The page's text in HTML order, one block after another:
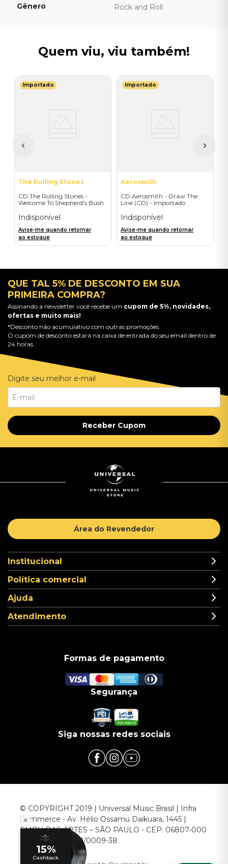
Gênero Rock and Roll
Quem viu, viu também!
Importado
The Rolling Stones
CD The Rolling Stones -
Welcome To Shepherd's Bush
Indisponível
Avise-me quando retornar
ao estoque
Importado
Aerosmith
CD Aerosmith - Draw The
Line (CD) - Importado
Indisponível
Avise-me quando retornar
ao estoque
QUE TAL 5% DE DESCONTO EM SUA
PRIMEIRA COMPRA?
Assinando a newsletter você recebe um cupom de 5%, novidades,
ofertas e muito mais!
*Desconto não acumulativo com outras promoções.
O cupom de desconto estará na caixa de entrada do seu email dentro de
24 horas.
Digite seu melhor e-mail
Receber Cupom
Área do Revendedor
Institucional
Política comercial
Ajuda
Atendimento
Formas de pagamento
Segurança
Siga nossas redes sociais
© COPYRIGHT 2019 | Universal Music Brasil | Infra
Commerce - Av. Hélio Ossamu Daikuara, 1445 |
EMBU DAS ARTES – SÃO PAULO - CEP: 06807-000
CNPJ: 00.952.789/0009-38